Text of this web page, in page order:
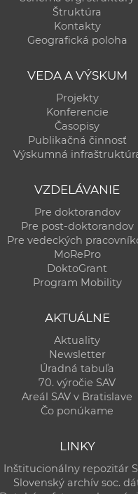
Štruktúra
Kontakty
Geografická poloha
VEDA A VÝSKUM
Projekty
Konferencie
Časopisy
Publikačná činnosť
Výskumná
VZDELÁVANIE
Pre doktorandov
Pre post-doktorandov
Pre vedeckých
MoRePro
DoktoGrant
Program Mobility
AKTUÁLNE
Aktuality
Newsletter
Úradná tabuľa
70. výročie SAV
Areál SAV v Bratislave
Čo ponúkame
LINKY
Inštitucionálny repozitár
Slovenský archív soc.